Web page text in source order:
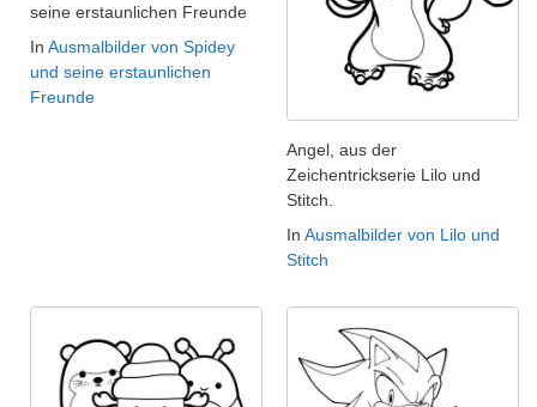
seine erstaunlichen Freunde
In Ausmalbilder von Spidey
und seine erstaunlichen
Freunde
Angel, aus der
Zeichentrickserie Lilo und
Stitch.
In Ausmalbilder von Lilo und
Stitch